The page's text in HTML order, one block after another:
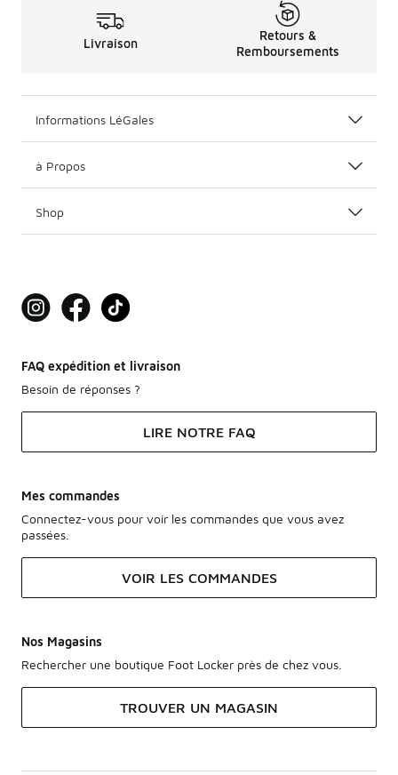
Livraison
Retours &
Remboursements
Informations LéGales
à Propos
Shop
FAQ expédition et livraison
Besoin de réponses ?
LIRE NOTRE FAQ
Mes commandes
Connectez-vous pour voir les commandes que vous avez
passées.
VOIR LES COMMANDES
Nos Magasins
Rechercher une boutique Foot Locker près de chez vous.
TROUVER UN MAGASIN